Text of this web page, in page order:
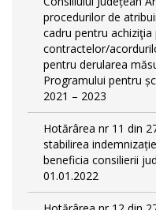
procedurilor de
cadru pentru
contractelor/
pentru derularea
Programului pentru
2021 – 2023
Hotărârea nr 11 din
stabilirea
beneficia consilierii
01.01.2022